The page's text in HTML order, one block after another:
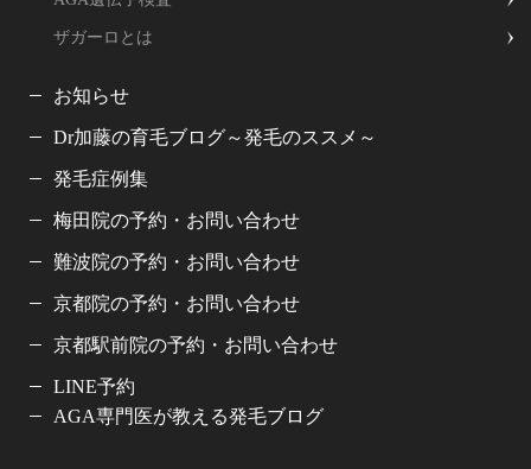
ザガーロとは
お知らせ
Dr加藤の育毛ブログ～発毛のススメ～
発毛症例集
梅田院の予約・お問い合わせ
難波院の予約・お問い合わせ
京都院の予約・お問い合わせ
京都駅前院の予約・お問い合わせ
LINE予約
AGA専門医が教える発毛ブログ